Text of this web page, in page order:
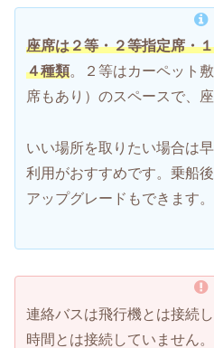
座席は２等・２等指定席・
４種類。２等はカーペット
席もあり）のスペースで、
いい場所を取りたい場合は
利用がおすすめです。乗船
アップグレードもできます。
連絡バスは飛行機とは接続
時間とは接続していません。